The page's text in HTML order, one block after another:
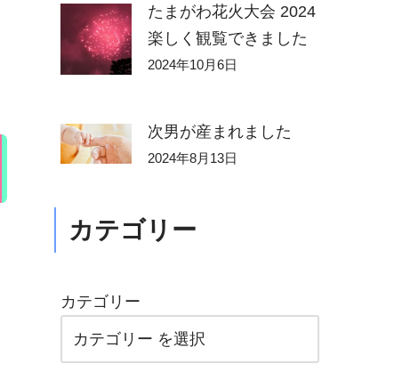
たまがわ花火大会 2024
楽しく観覧できました
2024年10月6日
次男が産まれました
2024年8月13日
カテゴリー
カテゴリー